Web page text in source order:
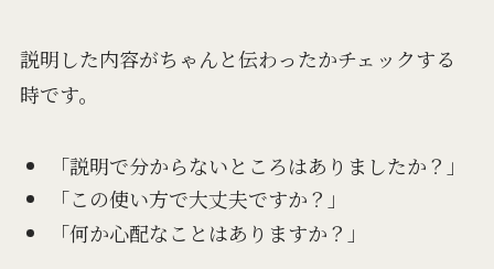
説明した内容がちゃんと伝わったかチェックする
時です。
「説明で分からないところはありましたか？」
「この使い方で大丈夫ですか？」
「何か心配なことはありますか？」